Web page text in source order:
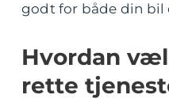
godt for både din bil
Hvordan
rette